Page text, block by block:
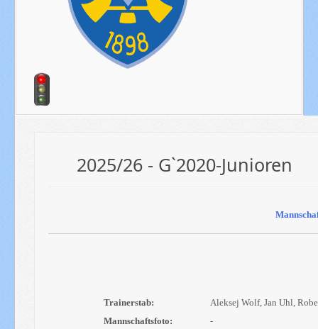
2025/26 - G`2020-Junioren
Trainerstab:
Aleksej Wolf, Jan Uhl,
Mannschaftsfoto:
-